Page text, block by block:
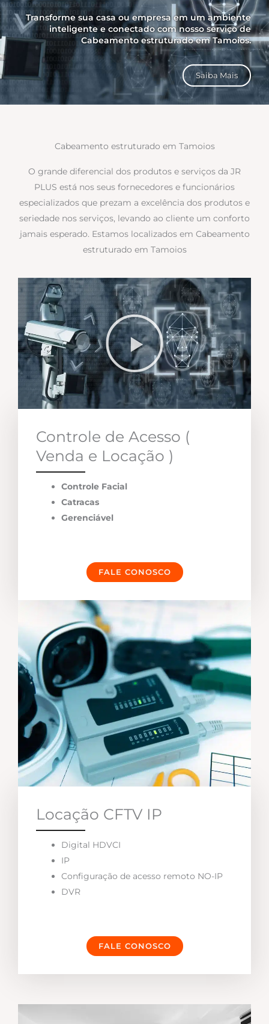
Transforme sua casa ou empresa em um ambiente
inteligente e conectado com nosso serviço de
Cabeamento estruturado em Tamoios.
Saiba Mais
Cabeamento estruturado em Tamoios
O grande diferencial dos produtos e serviços da JR
PLUS está nos seus fornecedores e funcionários
especializados que prezam a excelência dos produtos e
seriedade nos serviços, levando ao cliente um conforto
jamais esperado. Estamos localizados em Cabeamento
estruturado em Tamoios
Controle de Acesso (
Venda e Locação )
Controle Facial
Catracas
Gerenciável
FALE CONOSCO
Locação CFTV IP
Digital HDVCI
IP
Configuração de acesso remoto NO-IP
DVR
FALE CONOSCO